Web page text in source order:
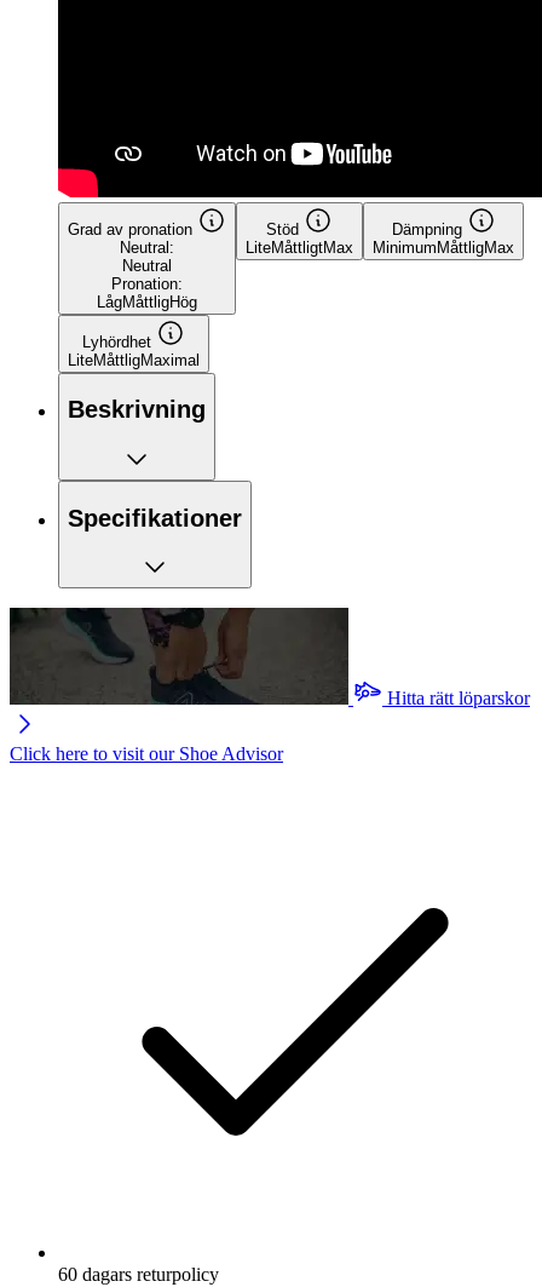
Grad av pronation
Neutral:
Neutral
Pronation:
LågMåttligHög
Stöd
LiteMåttligtMax
Dämpning
Minimum MåttligMax
Lyhördhet
LiteMåttligMaximal
Beskrivning
Specifikationer
Hitta rätt löparskor
Click here to visit our Shoe Advisor
60 dagars returpolicy